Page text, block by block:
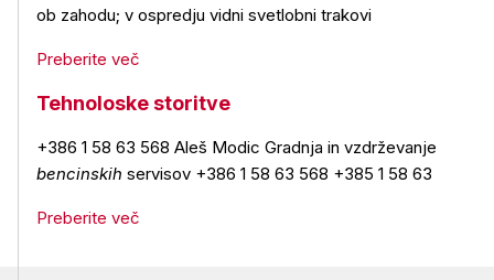
ob zahodu; v ospredju vidni svetlobni trakovi
Preberite več
Tehnoloske storitve
+386 1 58 63 568 Aleš Modic Gradnja in vzdrževanje
bencinskih servisov +386 1 58 63 568 +385 1 58 63
Preberite več